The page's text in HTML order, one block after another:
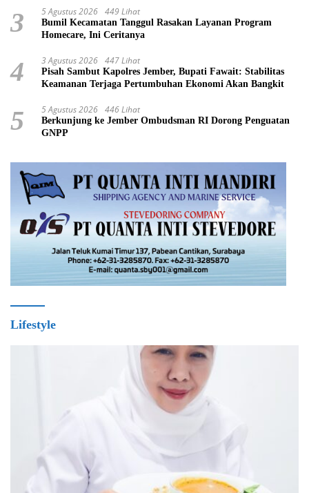
3 5 Agustus 2026 449 Lihat
Bumil Kecamatan Tanggul Rasakan Layanan Program
Homecare, Ini Ceritanya
4 3 Agustus 2026 447 Lihat
Pisah Sambut Kapolres Jember, Bupati Fawait: Stabilitas
Keamanan Terjaga Pertumbuhan Ekonomi Akan Bangkit
5 5 Agustus 2026 446 Lihat
Berkunjung ke Jember Ombudsman RI Dorong Penguatan
GNPP
Lifestyle